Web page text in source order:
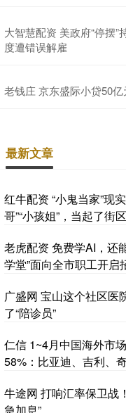
大智慧配资 美政府“停摆
度遭错误解雇
老钱庄 京东盛际小贷50
最新文章
红牛配资 “小鬼当家”现
哥”“小孩姐”，当起了街
老虎配资 免费学AI，还
学堂”面向全市职工开启
广盛网 宝山这个社区医
了“陪诊员”
仁信 1~4月中国海外市
58%：比亚迪、吉利、
牛途网 打响汇率保卫战
急加息”